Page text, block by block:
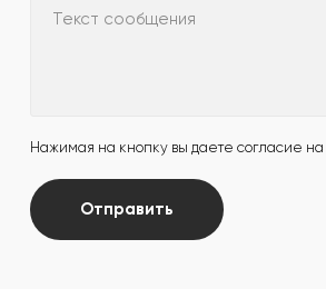
Текст сообщения
Нажимая на кнопку вы даете согласие на
Отправить